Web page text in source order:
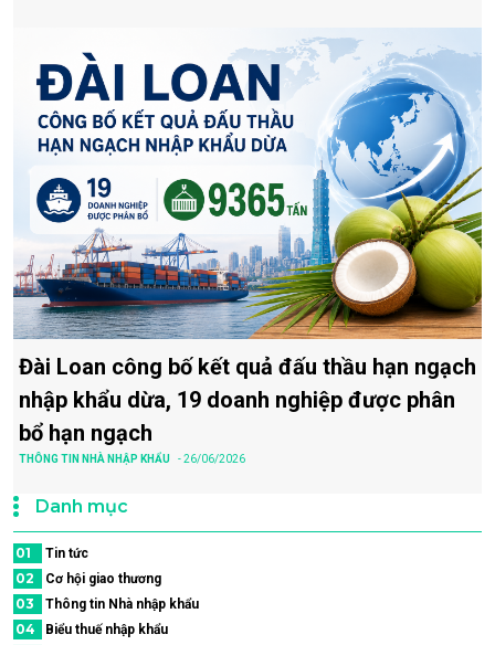
Đài Loan công bố kết quả đấu thầu hạn ngạch
nhập khẩu dừa, 19 doanh nghiệp được phân
bổ hạn ngạch
THÔNG TIN NHÀ NHẬP KHẨU - 26/06/2026
Danh mục
01 Tin tức
02 Cơ hội giao thương
03 Thông tin Nhà nhập khẩu
04 Biểu thuế nhập khẩu